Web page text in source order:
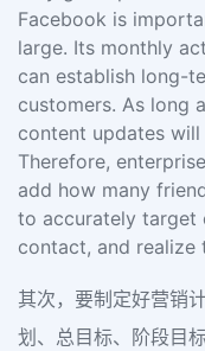
Facebook is
large. Its monthly
can establish long-
customers. As long
content updates
Therefore,
add how many
to accurately target
contact, and realize
其次，要制定好营销
划、总目标、阶段目